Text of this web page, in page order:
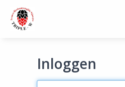
Inloggen